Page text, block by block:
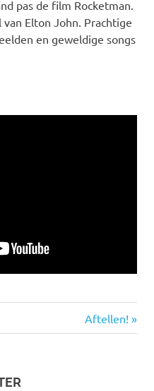
pas de film Rocketman.
Elton John. Prachtige
en geweldige songs
Volgende
bericht:
Aftellen!